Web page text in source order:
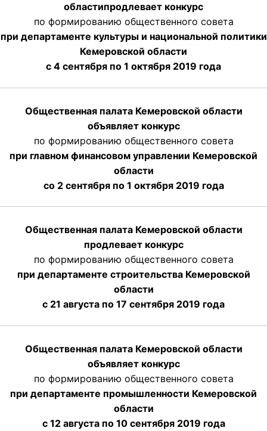
областипродлевает конкурс
по формированию общественного совета
при департаменте культуры и национальной политики
Кемеровской области
с 4 сентября по 1 октября 2019 года
Общественная палата Кемеровской области
объявляет конкурс
по формированию общественного совета
при главном финансовом управлении Кемеровской
области
со 2 сентября по 1 октября 2019 года
Общественная палата Кемеровской области
продлевает конкурс
по формированию общественного совета
при департаменте строительства Кемеровской
области
с 21 августа по 17 сентября 2019 года
Общественная палата Кемеровской области
объявляет конкурс
по формированию общественного совета
при департаменте промышленности Кемеровской
области
с 12 августа по 10 сентября 2019 года